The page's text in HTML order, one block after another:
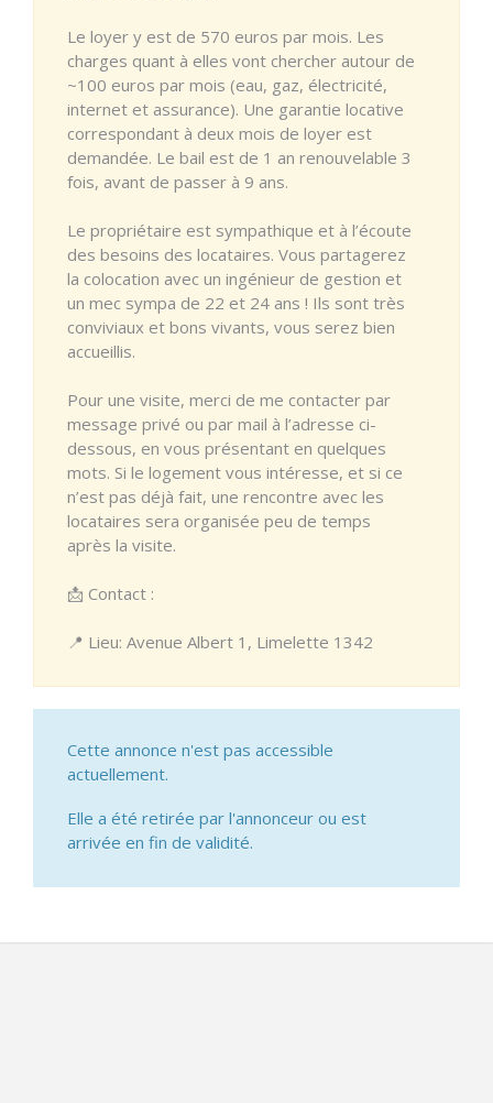
Le loyer y est de 570 euros par mois. Les
charges quant à elles vont chercher autour de
~100 euros par mois (eau, gaz, électricité,
internet et assurance). Une garantie locative
correspondant à deux mois de loyer est
demandée. Le bail est de 1 an renouvelable 3
fois, avant de passer à 9 ans.
Le propriétaire est sympathique et à l’écoute
des besoins des locataires. Vous partagerez
la colocation avec un ingénieur de gestion et
un mec sympa de 22 et 24 ans ! Ils sont très
conviviaux et bons vivants, vous serez bien
accueillis.
Pour une visite, merci de me contacter par
message privé ou par mail à l’adresse ci-
dessous, en vous présentant en quelques
mots. Si le logement vous intéresse, et si ce
n’est pas déjà fait, une rencontre avec les
locataires sera organisée peu de temps
après la visite.
📩 Contact :
📍 Lieu: Avenue Albert 1, Limelette 1342
Cette annonce n'est pas accessible
actuellement.
Elle a été retirée par l'annonceur ou est
arrivée en fin de validité.